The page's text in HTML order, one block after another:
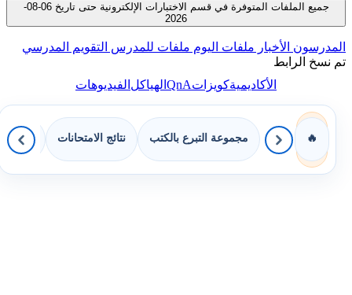
جميع الملفات المتوفرة في قسم الاختبارات الإلكترونية حتى تاريخ 06-08-
2026
المدرسون الأخبار ملفات اليوم ملفات للمدرس التقويم المدرسي
تم نسخ الرابط
الأكاديميةكويزاتQnAالهياكل الفيديوهات
🔥 مجموعة التبرع بالكتب نتائج الامتحانات